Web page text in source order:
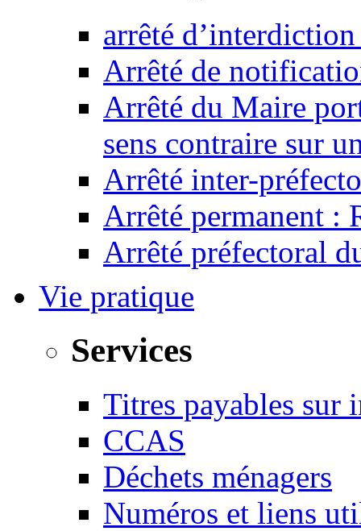
arrêté
Arrêté de
Arrêté du Maire
sens contraire sur
Arrêté inter-
Arrêté permanent :
Arrêté préfectoral
Vie pratique
Services
Titres payables sur
CCAS
Déchets ménagers
Numéros et liens